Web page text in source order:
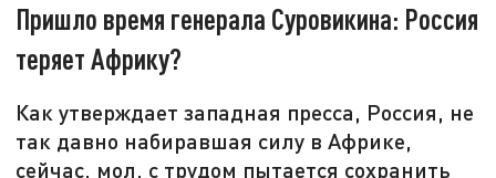
Пришло время генерала Суровикина: Россия
теряет Африку?
Как утверждает западная пресса, Россия, не
так давно набиравшая силу в Африке,
сейчас, мол, с трудом пытается сохранить